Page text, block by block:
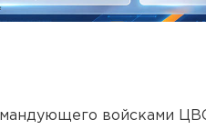
войсками